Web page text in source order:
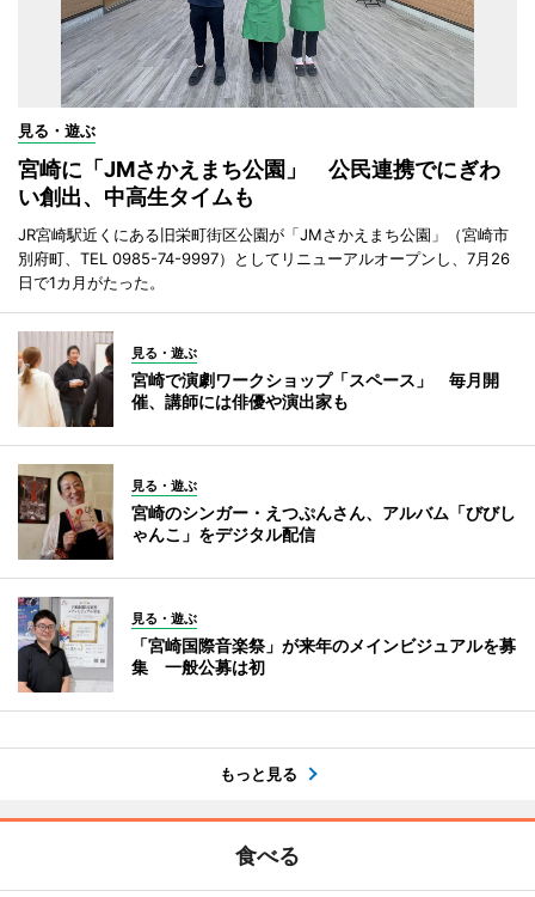
見る・遊ぶ
宮崎に「JMさかえまち公園」 公民連携でにぎわ
い創出、中高生タイムも
JR宮崎駅近くにある旧栄町街区公園が「JMさかえまち公園」（宮崎市
別府町、TEL 0985-74-9997）としてリニューアルオープンし、7月26
日で1カ月がたった。
見る・遊ぶ
宮崎で演劇ワークショップ「スペース」 毎月開
催、講師には俳優や演出家も
見る・遊ぶ
宮崎のシンガー・えつぷんさん、アルバム「びびし
ゃんこ」をデジタル配信
見る・遊ぶ
「宮崎国際音楽祭」が来年のメインビジュアルを募
集 一般公募は初
もっと見る
食べる